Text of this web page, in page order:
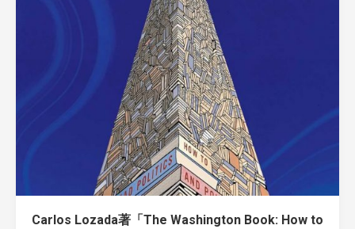
Carlos Lozada著「The Washington Book: How to